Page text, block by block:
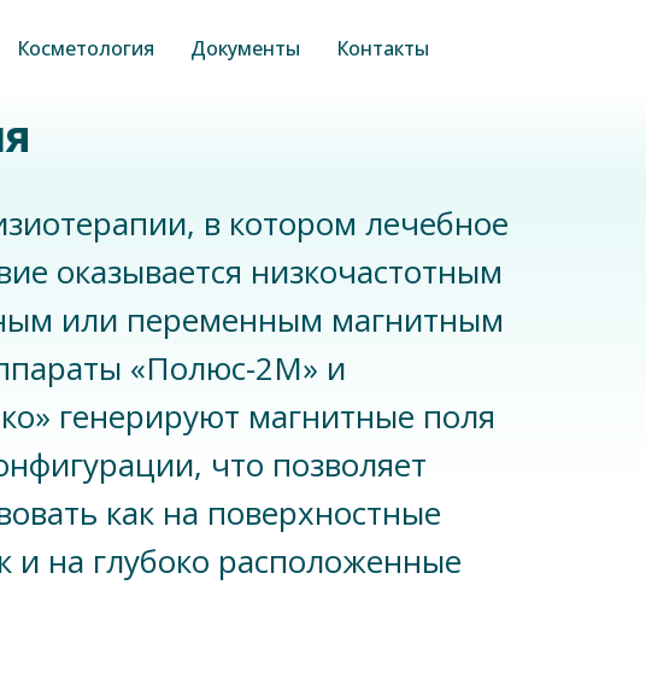
Косметология Документы Контакты
в котором лечебное
оказывается низкочастотным
или переменным магнитным
«Полюс-2М» и
генерируют магнитные поля
что позволяет
как на поверхностные
и на глубоко расположенные